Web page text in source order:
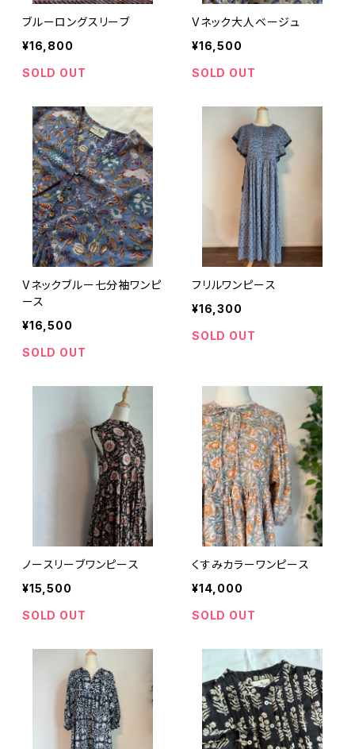
ブルーロングスリーブ
¥16,800
SOLD OUT
Vネック大人ベージュ
¥16,500
SOLD OUT
Vネックブルー七分袖ワンピ
ース
¥16,500
SOLD OUT
フリルワンピース
¥16,300
SOLD OUT
ノースリーブワンピース
¥15,500
SOLD OUT
くすみカラーワンピース
¥14,000
SOLD OUT